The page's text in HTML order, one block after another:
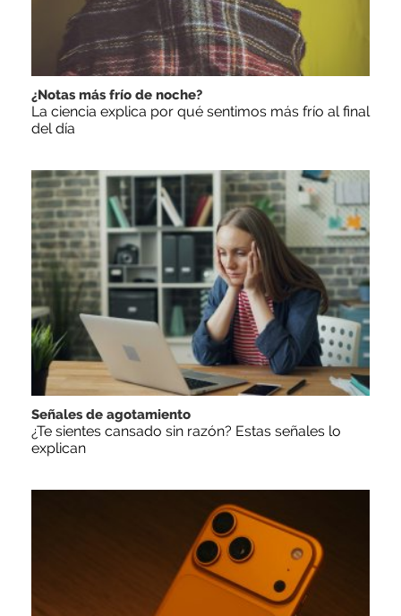
¿Notas más frío de noche?
La ciencia explica por qué sentimos más frío al final
del día
Señales de agotamiento
¿Te sientes cansado sin razón? Estas señales lo
explican